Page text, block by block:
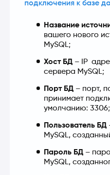
подключения к базе
Название
вашего нового
MySQL;
Хост БД – IP
сервера MySQL;
Порт БД – порт,
принимает
умолчанию: 3306;
Пользователь БД
MySQL,
Пароль БД –
MySQL,